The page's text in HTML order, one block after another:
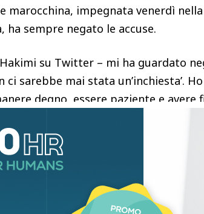
marocchina, impegnata venerdì
ha sempre negato le accuse.
su Twitter – mi ha guardato
ci sarebbe mai stata un’inchiesta’.
degno, essere paziente e avere
prese le giuste decisioni.
scapito della mia famiglia, della mia
di essere diventato un
E ora lo aspetto con impazienza.